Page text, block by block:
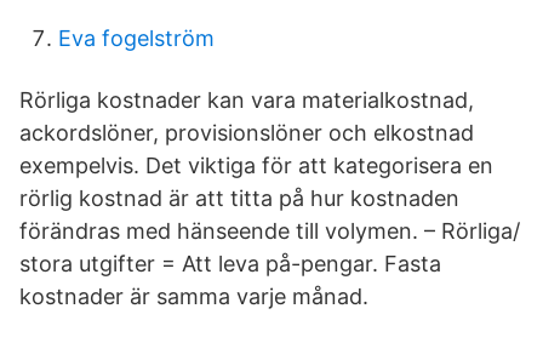
Eva fogelström
Rörliga kostnader kan vara materialkostnad,
ackordslöner, provisionslöner och elkostnad
exempelvis. Det viktiga för att kategorisera en
rörlig kostnad är att titta på hur kostnaden
förändras med hänseende till volymen. – Rörliga/
stora utgifter = Att leva på-pengar. Fasta
kostnader är samma varje månad.